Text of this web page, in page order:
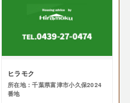
ヒラモク
所在地：千葉県富津市小久保2024
番地